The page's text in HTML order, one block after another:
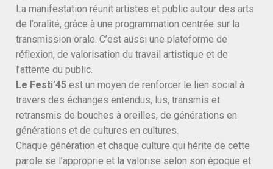
La manifestation réunit artistes et public autour des arts
de l’oralité, grâce à une programmation centrée sur la
transmission orale. C’est aussi une plateforme de
réflexion, de valorisation du travail artistique et de
l’attente du public.
Le Festi’45 est un moyen de renforcer le lien social à
travers des échanges entendus, lus, transmis et
retransmis de bouches à oreilles, de générations en
générations et de cultures en cultures.
Chaque génération et chaque culture qui hérite de cette
parole se l’approprie et la valorise selon son époque et